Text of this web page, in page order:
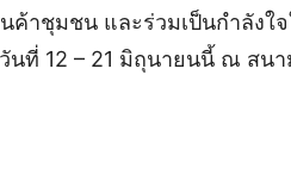
าชุมชน และร่วมเป็นกำลังใจ
นที่ 12 – 21 มิถุนายนนี้ ณ สน